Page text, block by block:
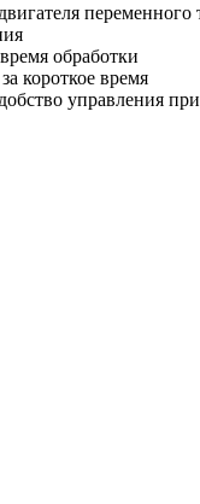
обработки
короткое время
управления